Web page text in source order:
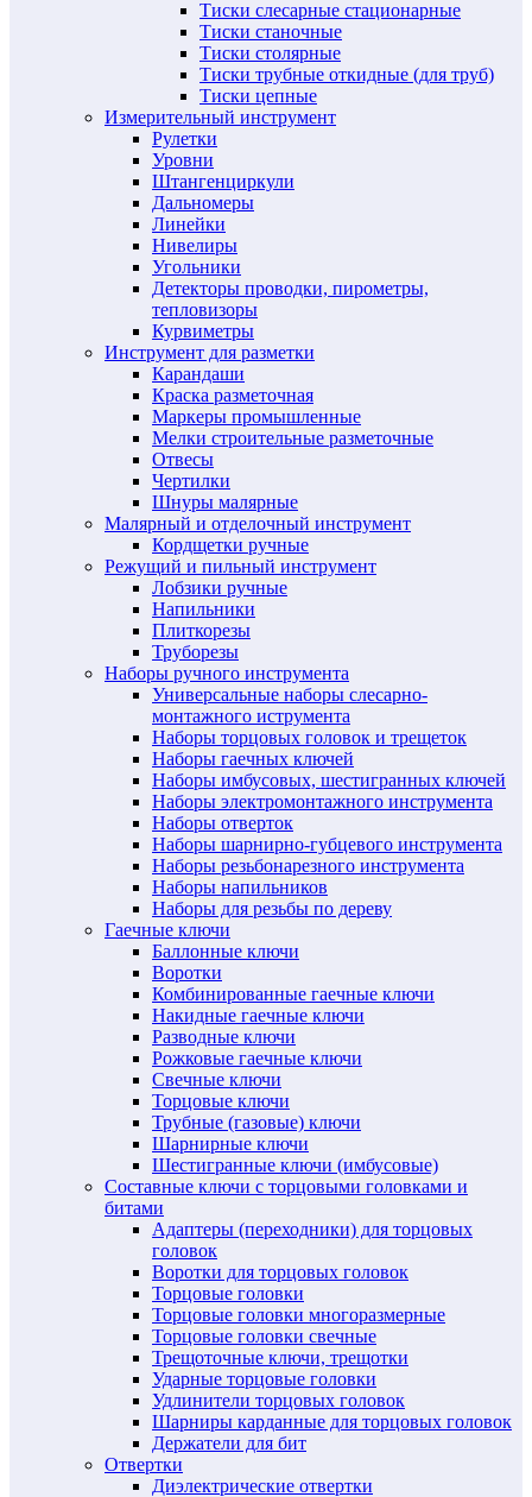
Тиски слесарные стационарные
Тиски станочные
Тиски столярные
Тиски трубные откидные (для труб)
Тиски цепные
Измерительный инструмент
Рулетки
Уровни
Штангенциркули
Дальномеры
Линейки
Нивелиры
Угольники
Детекторы проводки, пирометры,
тепловизоры
Курвиметры
Инструмент для разметки
Карандаши
Краска разметочная
Маркеры промышленные
Мелки строительные разметочные
Отвесы
Чертилки
Шнуры малярные
Малярный и отделочный инструмент
Кордщетки ручные
Режущий и пильный инструмент
Лобзики ручные
Напильники
Плиткорезы
Труборезы
Наборы ручного инструмента
Универсальные наборы слесарно-
монтажного иструмента
Наборы торцовых головок и трещеток
Наборы гаечных ключей
Наборы имбусовых, шестигранных ключей
Наборы электромонтажного инструмента
Наборы отверток
Наборы шарнирно-губцевого инструмента
Наборы резьбонарезного инструмента
Наборы напильников
Наборы для резьбы по дереву
Гаечные ключи
Баллонные ключи
Воротки
Комбинированные гаечные ключи
Накидные гаечные ключи
Разводные ключи
Рожковые гаечные ключи
Свечные ключи
Торцовые ключи
Трубные (газовые) ключи
Шарнирные ключи
Шестигранные ключи (имбусовые)
Составные ключи с торцовыми головками и
битами
Адаптеры (переходники) для торцовых
головок
Воротки для торцовых головок
Торцовые головки
Торцовые головки многоразмерные
Торцовые головки свечные
Трещоточные ключи, трещотки
Ударные торцовые головки
Удлинители торцовых головок
Шарниры карданные для торцовых головок
Держатели для бит
Отвертки
Диэлектрические отвертки